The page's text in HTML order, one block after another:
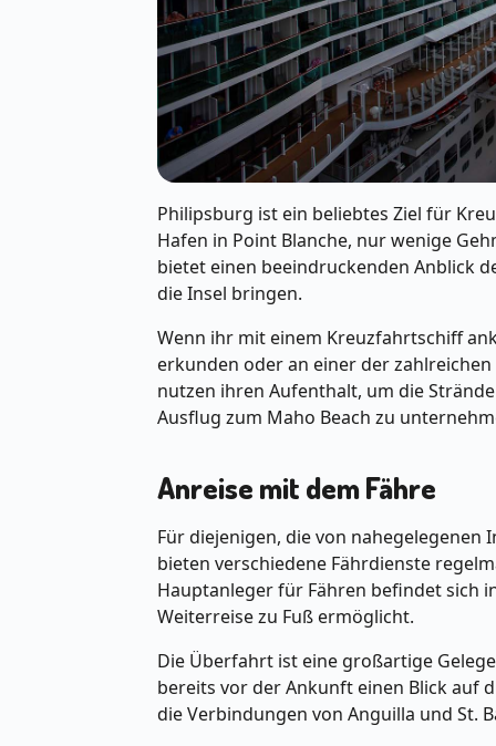
Philipsburg ist ein beliebtes Ziel für
Hafen in Point Blanche, nur wenige
bietet einen beeindruckenden Anblick
die Insel bringen.
Wenn ihr mit einem Kreuzfahrtschiff
erkunden oder an einer der
nutzen ihren Aufenthalt, um die
Ausflug zum Maho Beach zu
Anreise mit dem Fähre
Für diejenigen, die von nahegelegenen
bieten verschiedene Fährdienste
Hauptanleger für Fähren befindet sich
Weiterreise zu Fuß ermöglicht.
Die Überfahrt ist eine großartige
bereits vor der Ankunft einen Blick auf
die Verbindungen von Anguilla und St.